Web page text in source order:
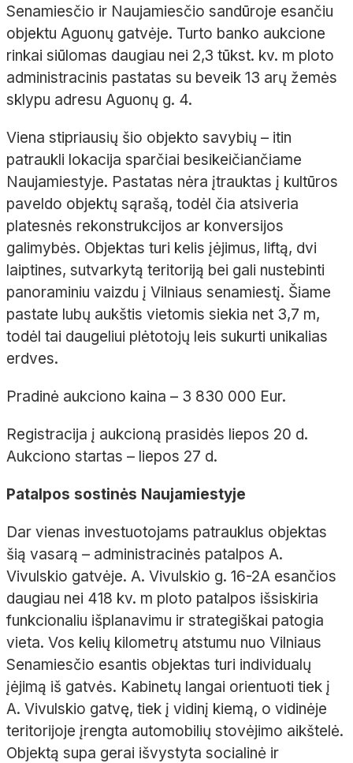
Senamiesčio ir Naujamiesčio sandūroje esančiu
objektu Aguonų gatvėje. Turto banko aukcione
rinkai siūlomas daugiau nei 2,3 tūkst. kv. m ploto
administracinis pastatas su beveik 13 arų žemės
sklypu adresu Aguonų g. 4.
Viena stipriausių šio objekto savybių – itin
patraukli lokacija sparčiai besikeičiančiame
Naujamiestyje. Pastatas nėra įtrauktas į kultūros
paveldo objektų sąrašą, todėl čia atsiveria
platesnės rekonstrukcijos ar konversijos
galimybės. Objektas turi kelis įėjimus, liftą, dvi
laiptines, sutvarkytą teritoriją bei gali nustebinti
panoraminiu vaizdu į Vilniaus senamiestį. Šiame
pastate lubų aukštis vietomis siekia net 3,7 m,
todėl tai daugeliui plėtotojų leis sukurti unikalias
erdves.
Pradinė aukciono kaina – 3 830 000 Eur.
Registracija į aukcioną prasidės liepos 20 d.
Aukciono startas – liepos 27 d.
Patalpos sostinės Naujamiestyje
Dar vienas investuotojams patrauklus objektas
šią vasarą – administracinės patalpos A.
Vivulskio gatvėje. A. Vivulskio g. 16-2A esančios
daugiau nei 418 kv. m ploto patalpos išsiskiria
funkcionaliu išplanavimu ir strategiškai patogia
vieta. Vos kelių kilometrų atstumu nuo Vilniaus
Senamiesčio esantis objektas turi individualų
įėjimą iš gatvės. Kabinetų langai orientuoti tiek į
A. Vivulskio gatvę, tiek į vidinį kiemą, o vidinėje
teritorijoje įrengta automobilių stovėjimo aikštelė.
Objektą supa gerai išvystyta socialinė ir